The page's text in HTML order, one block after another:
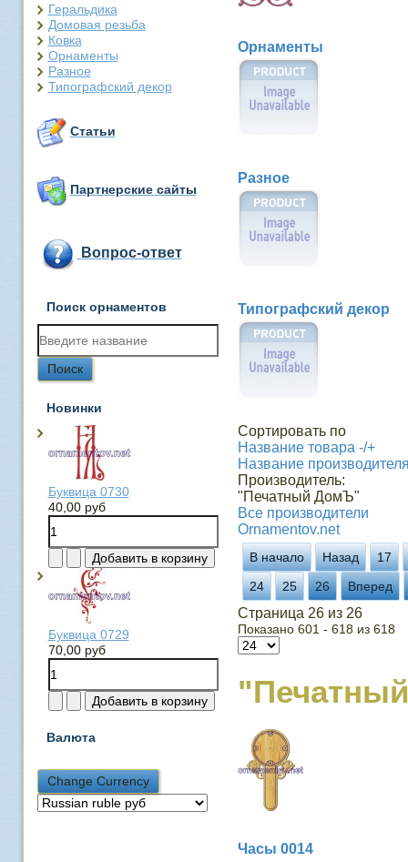
Геральдика
Домовая резьба
Ковка
Орнаменты
Разное
Типографский декор
Статьи
Партнерские сайты
Вопрос-ответ
Поиск орнаментов
Новинки
Буквица 0730
40,00 руб
Буквица 0729
70,00 руб
Валюта
Орнаменты
Разное
Типографский декор
Сортировать по
Название товара -/+
Название
Производитель:
"Печатный ДомЪ"
Все производители
Ornamentov.net
В начало Назад
17
24
25 26 Вперед
Страница 26 из 26
Показано 601 - 618 из 618
Часы 0014